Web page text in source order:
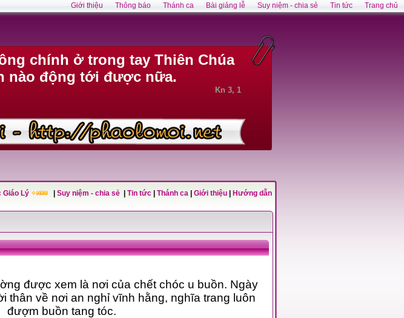
chính ở trong tay Thiên Chúa
nào động tới được nữa.
Kn 3, 1
Giáo Lý Suy niệm - chia sẻ Tin tức Thánh ca Giới thiệu Hướng dẫn
xem là nơi của chết chóc u buồn. Ngày
nơi an nghỉ vĩnh hằng, nghĩa trang luôn
đượm buồn tang tóc.
Trang chủ
Tin tức
Suy niệm - chia sẻ
Bài giảng lễ
Thánh ca
Thông báo
Giới thiệu